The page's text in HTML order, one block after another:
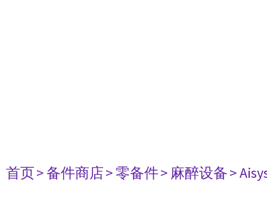
首页> 备件商店> 零备件> 麻醉设备>